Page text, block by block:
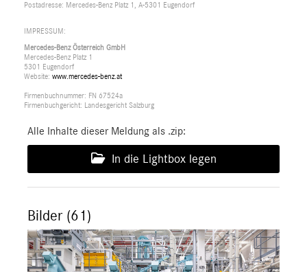
Postadresse: Mercedes-Benz Platz 1, A-5301 Eugendorf
IMPRESSUM:
Mercedes-Benz Österreich GmbH
Mercedes-Benz Platz 1
5301 Eugendorf
Website: www.mercedes-benz.at
Firmenbuchnummer: FN 67524a
Firmenbuchgericht: Landesgericht Salzburg
Alle Inhalte dieser Meldung als .zip:
In die Lightbox legen
Bilder (61)